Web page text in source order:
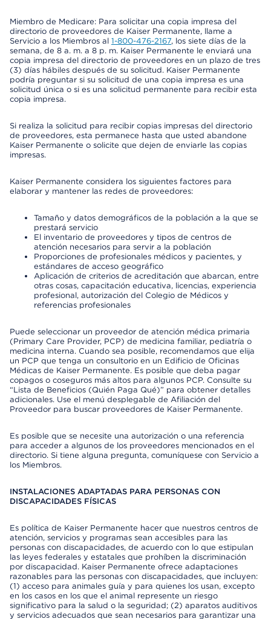
Miembro de Medicare: Para solicitar una copia impresa del
directorio de proveedores de Kaiser Permanente, llame a
Servicio a los Miembros al 1-800-476-2167, los siete días de la
semana, de 8 a. m. a 8 p. m. Kaiser Permanente le enviará una
copia impresa del directorio de proveedores en un plazo de tres
(3) días hábiles después de su solicitud. Kaiser Permanente
podría preguntar si su solicitud de una copia impresa es una
solicitud única o si es una solicitud permanente para recibir esta
copia impresa.
Si realiza la solicitud para recibir copias impresas del directorio
de proveedores, esta permanece hasta que usted abandone
Kaiser Permanente o solicite que dejen de enviarle las copias
impresas.
Kaiser Permanente considera los siguientes factores para
elaborar y mantener las redes de proveedores:
Tamaño y datos demográficos de la población a la que se
prestará servicio
El inventario de proveedores y tipos de centros de
atención necesarios para servir a la población
Proporciones de profesionales médicos y pacientes, y
estándares de acceso geográfico
Aplicación de criterios de acreditación que abarcan, entre
otras cosas, capacitación educativa, licencias, experiencia
profesional, autorización del Colegio de Médicos y
referencias profesionales
Puede seleccionar un proveedor de atención médica primaria
(Primary Care Provider, PCP) de medicina familiar, pediatría o
medicina interna. Cuando sea posible, recomendamos que elija
un PCP que tenga un consultorio en un Edificio de Oficinas
Médicas de Kaiser Permanente. Es posible que deba pagar
copagos o coseguros más altos para algunos PCP. Consulte su
“Lista de Beneficios (Quién Paga Qué)” para obtener detalles
adicionales. Use el menú desplegable de Afiliación del
Proveedor para buscar proveedores de Kaiser Permanente.
Es posible que se necesite una autorización o una referencia
para acceder a algunos de los proveedores mencionados en el
directorio. Si tiene alguna pregunta, comuníquese con Servicio a
los Miembros.
INSTALACIONES ADAPTADAS PARA PERSONAS CON
DISCAPACIDADES FÍSICAS
Es política de Kaiser Permanente hacer que nuestros centros de
atención, servicios y programas sean accesibles para las
personas con discapacidades, de acuerdo con lo que estipulan
las leyes federales y estatales que prohíben la discriminación
por discapacidad. Kaiser Permanente ofrece adaptaciones
razonables para las personas con discapacidades, que incluyen:
(1) acceso para animales guía y para quienes los usan, excepto
en los casos en los que el animal represente un riesgo
significativo para la salud o la seguridad; (2) aparatos auditivos
y servicios adecuados que sean necesarios para garantizar una